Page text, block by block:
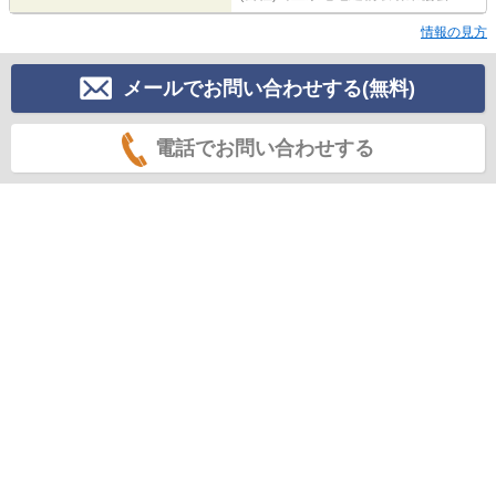
情報の見方
メールでお問い合わせする(無料)
電話でお問い合わせする